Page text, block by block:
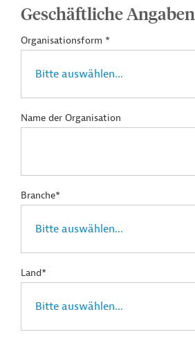
Geschäftliche Angaben
Organisationsform *
Name der Organisation
Branche*
Land*